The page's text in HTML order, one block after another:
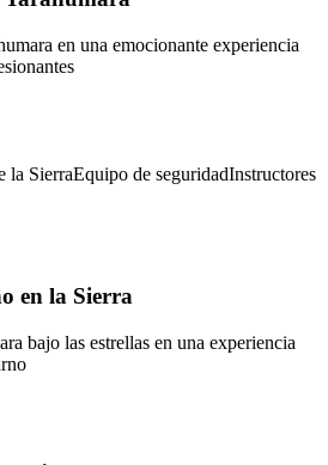
en una emocionante experiencia
la SierraEquipo de seguridadInstructores
en la Sierra
bajo las estrellas en una experiencia